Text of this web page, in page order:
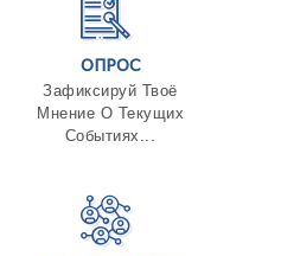
ОПРОС
Зафиксируй Твоё
Мнение О Текущих
Событиях...